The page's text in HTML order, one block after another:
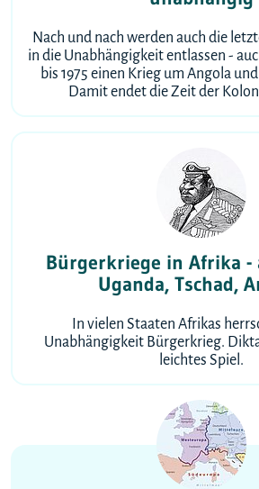
Nach und nach werden auch die
in die Unabhängigkeit entlassen -
bis 1975 einen Krieg um Angola
Damit endet die Zeit der
Bürgerkriege in Afrika -
Uganda, Tschad,
In vielen Staaten Afrikas
Unabhängigkeit Bürgerkrieg.
leichtes Spiel.